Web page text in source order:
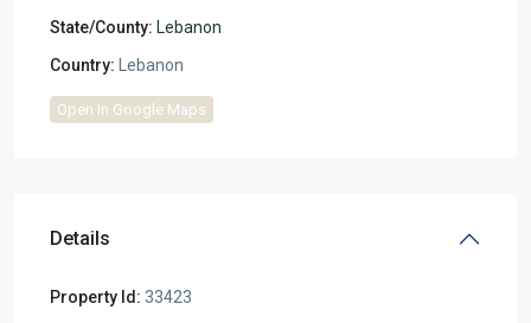
State/County: Lebanon
Country: Lebanon
Open In Google Maps
Details
Property Id: 33423